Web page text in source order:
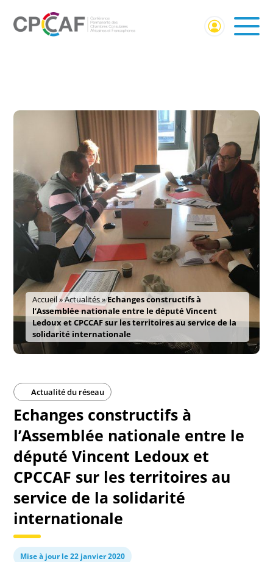
Accueil»Actualités»Echanges constructifs à
l’Assemblée nationale entre le député Vincent
Ledoux et CPCCAF sur les territoires au service de la
solidarité internationale
Actualité du réseau
Echanges constructifs à
l’Assemblée nationale entre le
député Vincent Ledoux et
CPCCAF sur les territoires au
service de la solidarité
internationale
Mise à jour le 22 janvier 2020